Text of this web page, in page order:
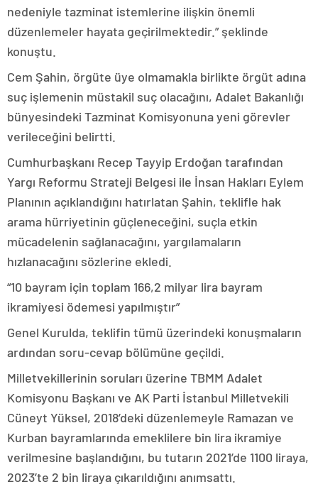
nedeniyle tazminat istemlerine ilişkin önemli
düzenlemeler hayata geçirilmektedir.” şeklinde
konuştu.
Cem Şahin, örgüte üye olmamakla birlikte örgüt adına
suç işlemenin müstakil suç olacağını, Adalet Bakanlığı
bünyesindeki Tazminat Komisyonuna yeni görevler
verileceğini belirtti.
Cumhurbaşkanı Recep Tayyip Erdoğan tarafından
Yargı Reformu Strateji Belgesi ile İnsan Hakları Eylem
Planının açıklandığını hatırlatan Şahin, teklifle hak
arama hürriyetinin güçleneceğini, suçla etkin
mücadelenin sağlanacağını, yargılamaların
hızlanacağını sözlerine ekledi.
“10 bayram için toplam 166,2 milyar lira bayram
ikramiyesi ödemesi yapılmıştır”
Genel Kurulda, teklifin tümü üzerindeki konuşmaların
ardından soru-cevap bölümüne geçildi.
Milletvekillerinin soruları üzerine TBMM Adalet
Komisyonu Başkanı ve AK Parti İstanbul Milletvekili
Cüneyt Yüksel, 2018’deki düzenlemeyle Ramazan ve
Kurban bayramlarında emeklilere bin lira ikramiye
verilmesine başlandığını, bu tutarın 2021’de 1100 liraya,
2023’te 2 bin liraya çıkarıldığını anımsattı.